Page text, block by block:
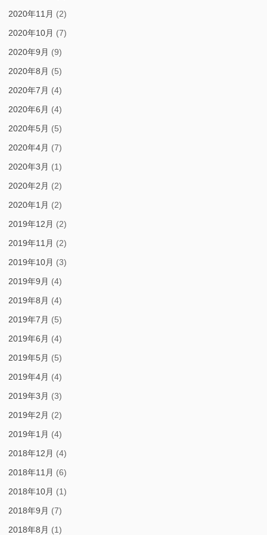
2020年11月 (2)
2020年10月 (7)
2020年9月 (9)
2020年8月 (5)
2020年7月 (4)
2020年6月 (4)
2020年5月 (5)
2020年4月 (7)
2020年3月 (1)
2020年2月 (2)
2020年1月 (2)
2019年12月 (2)
2019年11月 (2)
2019年10月 (3)
2019年9月 (4)
2019年8月 (4)
2019年7月 (5)
2019年6月 (4)
2019年5月 (5)
2019年4月 (4)
2019年3月 (3)
2019年2月 (2)
2019年1月 (4)
2018年12月 (4)
2018年11月 (6)
2018年10月 (1)
2018年9月 (7)
2018年8月 (1)